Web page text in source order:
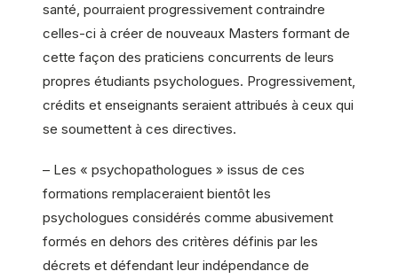
santé, pourraient progressivement contraindre
celles-ci à créer de nouveaux Masters formant de
cette façon des praticiens concurrents de leurs
propres étudiants psychologues. Progressivement,
crédits et enseignants seraient attribués à ceux qui
se soumettent à ces directives.
– Les « psychopathologues » issus de ces
formations remplaceraient bientôt les
psychologues considérés comme abusivement
formés en dehors des critères définis par les
décrets et défendant leur indépendance de